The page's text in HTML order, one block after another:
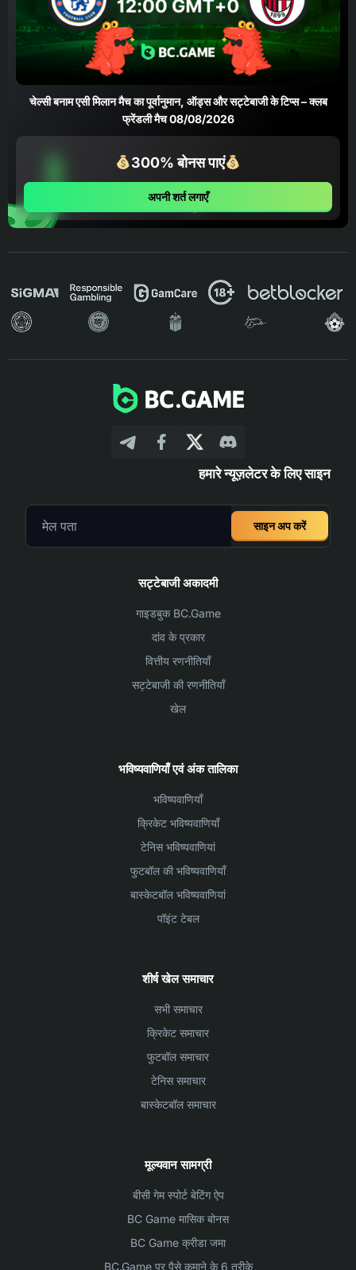
चेल्सी बनाम एसी मिलान मैच का पूर्वानुमान, ऑड्स और सट्टेबाजी के टिप्स – क्लब
फ्रेंडली मैच 08/08/2026
300% बोनस पाएं
अपनी शर्त लगाएँ
हमारे न्यूज़लेटर के लिए साइन
साइन अप करें
सट्टेबाजी अकादमी
गाइडबुक BC.Game
दांव के प्रकार
वित्तीय रणनीतियाँ
सट्टेबाजी की रणनीतियाँ
खेल
भविष्यवाणियाँ एवं अंक तालिका
भविष्यवाणियाँ
क्रिकेट भविष्यवाणियाँ
टेनिस भविष्यवाणियां
फुटबॉल की भविष्यवाणियाँ
बास्केटबॉल भविष्यवाणियां
पॉइंट टेबल
शीर्ष खेल समाचार
सभी समाचार
क्रिकेट समाचार
फुटबॉल समाचार
टेनिस समाचार
बास्केटबॉल समाचार
मूल्यवान सामग्री
बीसी गेम स्पोर्ट बेटिंग ऐप
BC Game मासिक बोनस
BC Game क्रीडा जमा
BC.Game पर पैसे कमाने के 6 तरीके